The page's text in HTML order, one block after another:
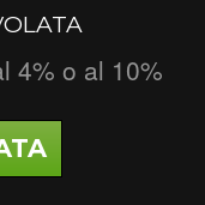
4% o al 10%